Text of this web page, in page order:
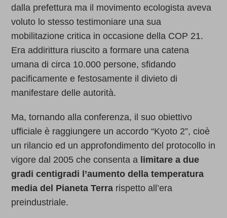
dalla prefettura ma il movimento ecologista aveva
voluto lo stesso testimoniare una sua
mobilitazione critica in occasione della COP 21.
Era addirittura riuscito a formare una catena
umana di circa 10.000 persone, sfidando
pacificamente e festosamente il divieto di
manifestare delle autorità.
Ma, tornando alla conferenza, il suo obiettivo
ufficiale è raggiungere un accordo “Kyoto 2”, cioè
un rilancio ed un approfondimento del protocollo in
vigore dal 2005 che consenta a limitare a due
gradi centigradi l’aumento della temperatura
media del Pianeta Terra rispetto all’era
preindustriale.